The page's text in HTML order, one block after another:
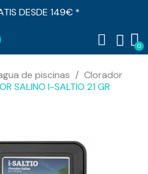
DESDE 149€ *
de piscinas
Clorador
SALINO I-SALTIO 21 GR